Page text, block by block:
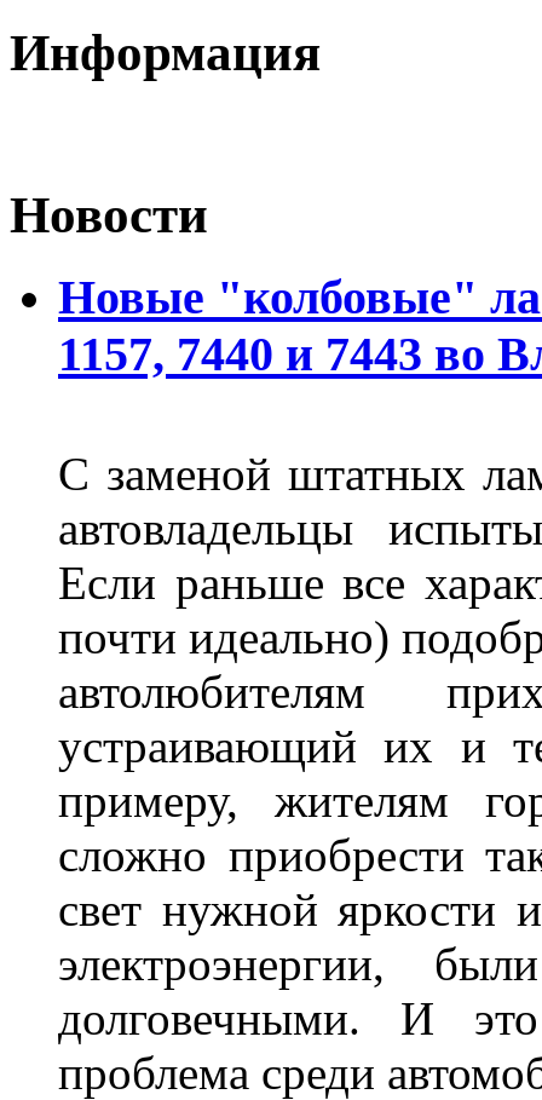
Информация
Новости
Новые "колбовые"
1157, 7440 и 7443 во
С заменой штатных
автовладельцы
Если раньше все
почти идеально)
автолюбителям
устраивающий их и
примеру, жителям
сложно приобрести
свет нужной яркости
электроэнергии,
долговечными. И
проблема среди